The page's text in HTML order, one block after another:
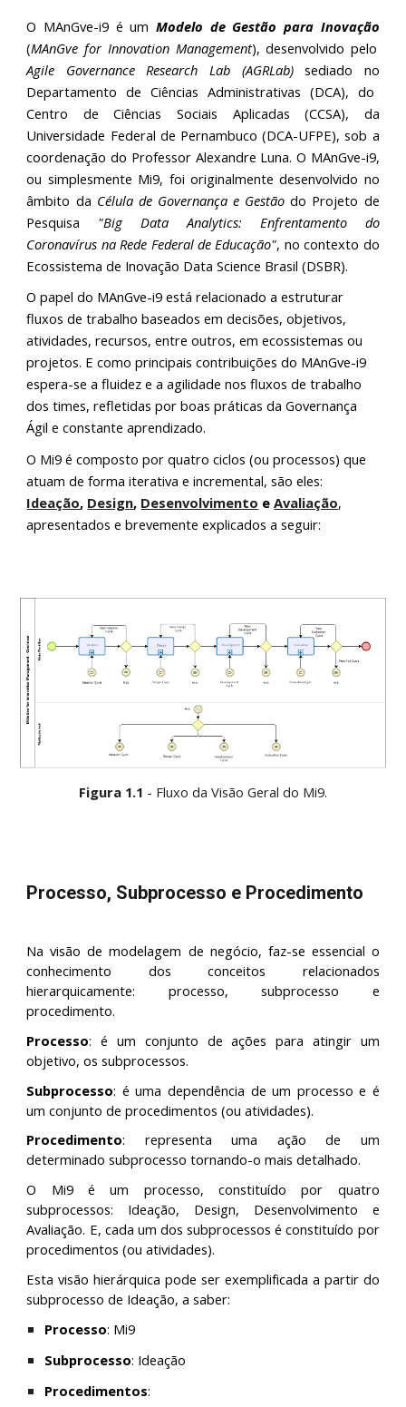
O MAnGve-i9 é umModelo de Gestão para Inovação
(MAnGve for InnovationManagement),desenvolvido pelo
Agile Governance Research Lab (AGRLab)
sediado no
Departamento de Ciências Administrativas (DCA), do
Centro de Ciências Sociais Aplicadas (CCSA), da
Universidade Federal de Pernambuco (DCA-UFPE), sob a
coordenação do Professor Alexandre Luna. O MAnGve-i9,
ou simplesmente Mi9, foi originalmente desenvolvido no
âmbito da Célula de Governança e Gestão do Projeto de
Pesquisa "Big Data Analytics: Enfrentamento do
Coronavírus na Rede Federal de Educação", no contexto do
Ecossistema de Inovação Data Science Brasil (DSBR).
O papel do MAnGve-i9 está relacionado a estruturar
fluxos de trabalho baseados em decisões, objetivos,
atividades, recursos, entre outros, em ecossistemas ou
projetos. E como principais contribuições do MAnGve-i9
espera-se a fluidez e a agilidade nos fluxos de trabalho
dos times, refletidas por boas práticas da Governança
Ágil e constante aprendizado.
O Mi9 é composto por quatro ciclos (ou processos) que
Ideação, Design, Desenvolvimento e Avaliação,
apresentados e brevemente explicados a seguir:
Figura 1.1 - Fluxo da Visão Geral do Mi9.
Processo, Subprocesso e Procedimento
Na visão de modelagem de negócio, faz-se essencial o
conhecimento dos conceitos relacionados
hierarquicamente: processo, subprocesso e
procedimento.
Processo: é um conjunto de ações para atingir um
objetivo, os subprocessos.
Subprocesso: é uma dependência de um processo e é
um conjunto de procedimentos (ou atividades).
Procedimento: representa uma ação de um
determinado subprocesso tornando-o mais detalhado.
O Mi9 é um processo, constituído por quatro
subprocessos: Ideação, Design, Desenvolvimento e
Avaliação. E, cada um dos subprocessos é constituído por
procedimentos (ou atividades).
Esta visão hierárquica pode ser exemplificada a partir do
subprocesso de Ideação, a saber:
Processo: Mi9
Subprocesso: Ideação
Procedimentos: